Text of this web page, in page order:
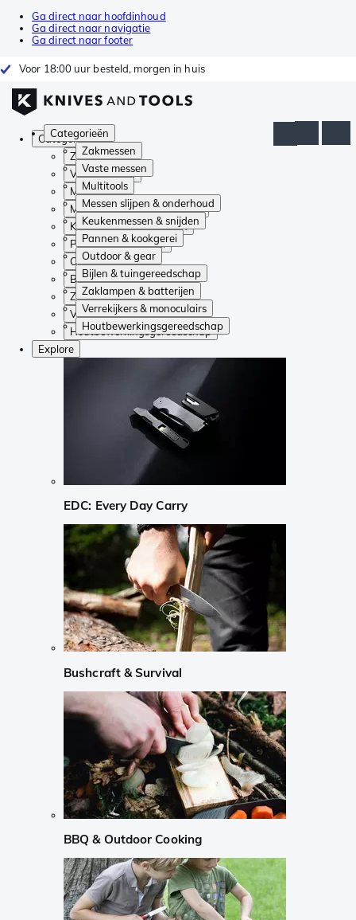
Ga direct naar hoofdinhoud
Ga direct naar navigatie
Ga direct naar footer
Voor 18:00 uur besteld, morgen in huis
Categorieën
Zakmessen
Vaste messen
Multitools
Messen slijpen & onderhoud
Keukenmessen & snijden
Pannen & kookgerei
Outdoor & gear
Bijlen & tuingereedschap
Zaklampen & batterijen
Verrekijkers & monoculairs
Houtbewerkingsgereedschap
Categorieën
Zakmessen
Vaste messen
Multitools
Messen slijpen & onderhoud
Keukenmessen & snijden
Pannen & kookgerei
Outdoor & gear
Bijlen & tuingereedschap
Zaklampen & batterijen
Verrekijkers & monoculairs
Houtbewerkingsgereedschap
Explore
EDC: Every Day Carry
Bushcraft & Survival
BBQ & Outdoor Cooking